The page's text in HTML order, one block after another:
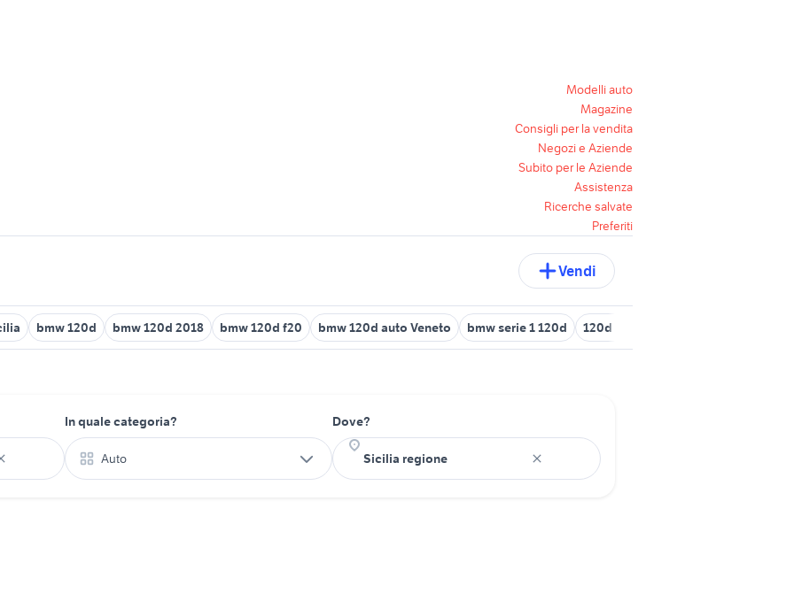
Modelli auto
Magazine
Consigli per la vendita
Negozi e Aziende
Subito per le Aziende
Assistenza
Ricerche salvate
Preferiti
Vendi
bmw 120d bmw 120d 2018 bmw 120d f20 bmw 120d auto Veneto bmw serie 1 120d 120d msport
In quale categoria?
Auto
Dove?